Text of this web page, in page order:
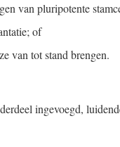
van pluripotente
of
van tot stand brengen.
ingevoegd,